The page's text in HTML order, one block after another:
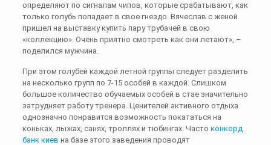
определяют по сигналам чипов, которые срабатывают, как
только голубь попадает в свое гнездо. Вячеслав с женой
пришел на выставку купить пару трубачей в свою
«коллекцию». Очень приятно смотреть как они летают», –
поделился мужчина.
При этом голубей каждой летной группы следует разделить
на несколько групп по 7-15 особей в каждой. Слишком
большое количество обучаемых особей в стае значительно
затрудняет работу тренера. Ценителей активного отдыха
однозначно понравится возможность покататься на
коньках, лыжах, санях, троллях и тюбингах. Часто конкорд
банк киев на базе этого заведения проводят